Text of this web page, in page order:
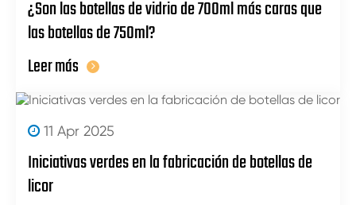
¿Son las botellas de vidrio de 700ml más caras que
las botellas de 750ml?
Leer más
11 Apr 2025
Iniciativas verdes en la fabricación de botellas de
licor